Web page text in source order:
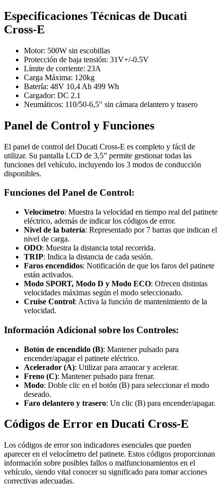
Especificaciones Técnicas de Ducati
Cross-E
Motor: 500W sin escobillas
Protección de baja tensión: 31V+/-0.5V
Límite de corriente: 23A
Carga Máxima: 120kg
Batería: 48V 10,4 Ah 499 Wh
Cargador: DC 2.1
Neumáticos: 110/50-6,5″ sin cámara delantero y trasero
Panel de Control y Funciones
El panel de control del Ducati Cross-E es completo y fácil de
utilizar. Su pantalla LCD de 3,5” permite gestionar todas las
funciones del vehículo, incluyendo los 3 modos de conducción
disponibles.
Funciones del Panel de Control:
Velocímetro: Muestra la velocidad en tiempo real del patinete
eléctrico, además de indicar los códigos de error.
Nivel de la batería: Representado por 7 barras que indican el
nivel de carga.
ODO: Muestra la distancia total recorrida.
TRIP: Indica la distancia de cada sesión.
Faros encendidos: Notificación de que los faros del patinete
están activados.
Modo SPORT, Modo D y Modo ECO: Ofrecen distintas
velocidades máximas según el modo seleccionado.
Cruise Control: Activa la función de mantenimiento de la
velocidad.
Información Adicional sobre los Controles:
Botón de encendido (B): Mantener pulsado para
encender/apagar el patinete eléctrico.
Acelerador (A): Utilizar para arrancar y acelerar.
Freno (C): Mantener pulsado para frenar.
Modo: Doble clic en el botón (B) para seleccionar el modo
deseado.
Faro delantero y trasero: Un clic (B) para encender/apagar.
Códigos de Error en Ducati Cross-E
Los códigos de error son indicadores esenciales que pueden
aparecer en el velocímetro del patinete. Estos códigos proporcionan
información sobre posibles fallos o malfuncionamientos en el
vehículo, siendo vital conocer su significado para tomar acciones
correctivas adecuadas.